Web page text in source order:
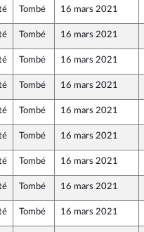
et Démocrates apparentés
Tombé 16 mars 2021
Tombé 16 mars 2021
Tombé 16 mars 2021
Tombé 16 mars 2021
Tombé 16 mars 2021
Tombé 16 mars 2021
Tombé 16 mars 2021
Tombé 16 mars 2021
Tombé 16 mars 2021